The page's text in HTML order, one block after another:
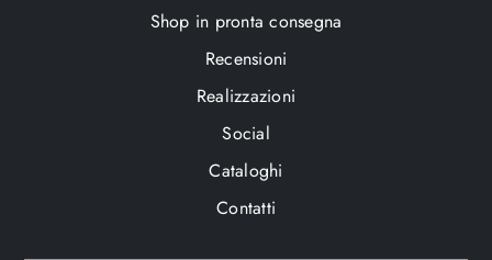
Shop in pronta consegna
Recensioni
Realizzazioni
Social
Cataloghi
Contatti